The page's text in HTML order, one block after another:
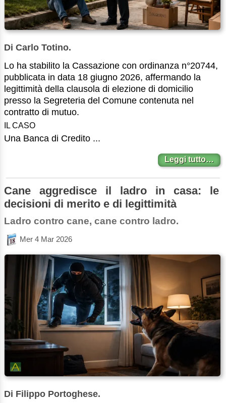
Di Carlo Totino.
Lo ha stabilito la Cassazione con ordinanza n°20744,
pubblicata in data 18 giugno 2026, affermando la
legittimità della clausola di elezione di domicilio
presso la Segreteria del Comune contenuta nel
contratto di mutuo.
IL CASO
Una Banca di Credito ...
Leggi tutto…
Cane aggredisce il ladro in casa: le
decisioni di merito e di legittimità
Ladro contro cane, cane contro ladro.
Mer 4 Mar 2026
Di Filippo Portoghese.